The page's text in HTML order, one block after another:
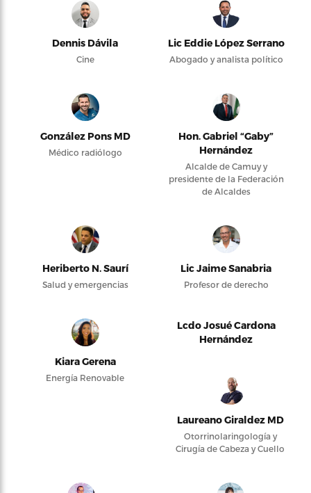
Dennis Dávila
Cine
Lic Eddie López Serrano
Abogado y analista político
González Pons MD
Médico radiólogo
Hon. Gabriel “Gaby”
Hernández
Alcalde de Camuy y
presidente de la Federación
de Alcaldes
Heriberto N. Saurí
Salud y emergencias
Lic Jaime Sanabria
Profesor de derecho
Kiara Gerena
Energía Renovable
Lcdo Josué Cardona
Hernández
Laureano Giraldez MD
Otorrinolaringología y
Cirugía de Cabeza y Cuello